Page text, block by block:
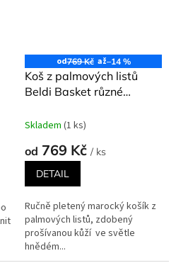
od769 Kč až–14 %
Koš z palmových listů
Beldi Basket různé
Skladem (1 ks)
od 769 Kč / ks
DETAIL
Ručně pletený marocký košík z
palmových listů, zdobený
prošívanou kůží ve světle
hnědém...